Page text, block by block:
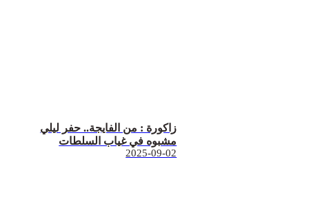
زاكورة : من الفايجة.. حفر ليلي
مشبوه في غياب السلطات
2025-09-02